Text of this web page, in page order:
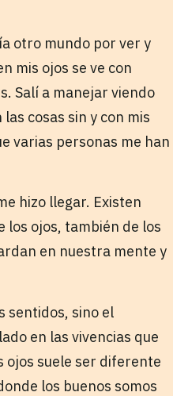
otro mundo por ver y
mis ojos se ve con
Salí a manejar viendo
cosas sin y con mis
varias personas me han
hizo llegar. Existen
los ojos, también de los
en nuestra mente y
sentidos, sino el
en las vivencias que
ojos suele ser diferente
los buenos somos